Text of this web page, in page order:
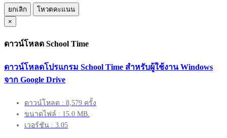
ยกเลิก
โหวตคะแนน
×
ดาวน์โหลด School Time
ดาวน์โหลดโปรแกรม School Time สำหรับผู้ใช้งาน Windows
จาก Google Drive
ดาวน์โหลด : 8,579 ครั้ง
ขนาดไฟล์ : 15.0 MB.
เวอร์ชัน : 3.05